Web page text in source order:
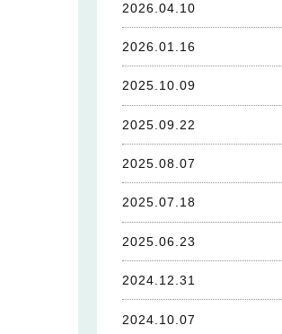
2026.04.10
2026.01.16
2025.10.09
2025.09.22
2025.08.07
2025.07.18
2025.06.23
2024.12.31
2024.10.07